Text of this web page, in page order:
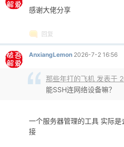
感谢大佬分享
回复
AnxiangLemon 2026-7-2 16:56
那些年打的飞机 发表于
能SSH连网络设备嘛？
一个服务器管理的工具 实际
接